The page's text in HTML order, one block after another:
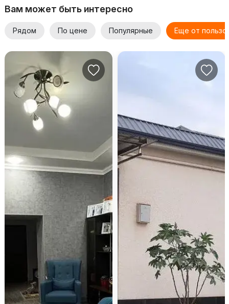
Вам может быть интересно
Рядом По цене Популярные Еще от